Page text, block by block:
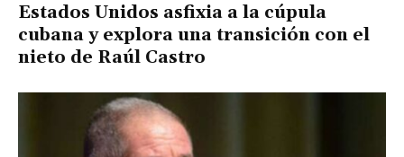
Estados Unidos asfixia a la cúpula
cubana y explora una transición con el
nieto de Raúl Castro